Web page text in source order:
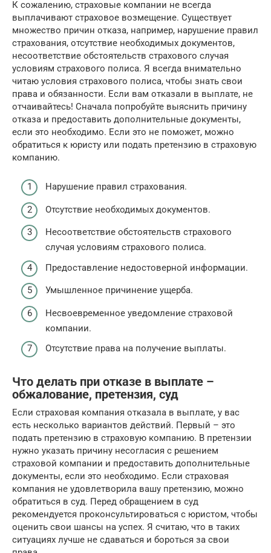
К сожалению, страховые компании не всегда
выплачивают страховое возмещение. Существует
множество причин отказа, например, нарушение правил
страхования, отсутствие необходимых документов,
несоответствие обстоятельств страхового случая
условиям страхового полиса. Я всегда внимательно
читаю условия страхового полиса, чтобы знать свои
права и обязанности. Если вам отказали в выплате, не
отчаивайтесь! Сначала попробуйте выяснить причину
отказа и предоставить дополнительные документы,
если это необходимо. Если это не поможет, можно
обратиться к юристу или подать претензию в страховую
компанию.
Нарушение правил страхования.
Отсутствие необходимых документов.
Несоответствие обстоятельств страхового
случая условиям страхового полиса.
Предоставление недостоверной информации.
Умышленное причинение ущерба.
Несвоевременное уведомление страховой
компании.
Отсутствие права на получение выплаты.
Что делать при отказе в выплате –
обжалование, претензия, суд
Если страховая компания отказала в выплате, у вас
есть несколько вариантов действий. Первый – это
подать претензию в страховую компанию. В претензии
нужно указать причину несогласия с решением
страховой компании и предоставить дополнительные
документы, если это необходимо. Если страховая
компания не удовлетворила вашу претензию, можно
обратиться в суд. Перед обращением в суд
рекомендуется проконсультироваться с юристом, чтобы
оценить свои шансы на успех. Я считаю, что в таких
ситуациях лучше не сдаваться и бороться за свои